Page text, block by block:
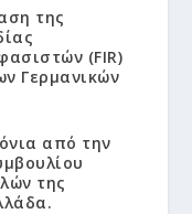
της
(FIR)
Γερμανικών
από την
της